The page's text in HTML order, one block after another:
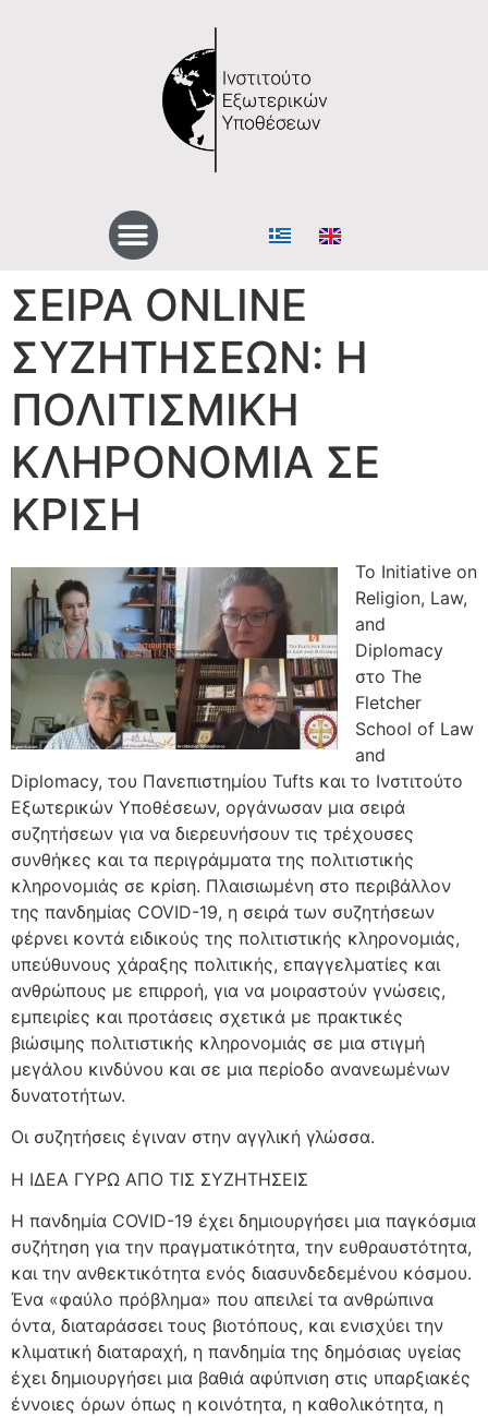
ΣΕΙΡΑ ONLINE
ΣΥΖΗΤΗΣΕΩΝ: Η
ΠΟΛΙΤΙΣΜΙΚΗ
ΚΛΗΡΟΝΟΜΙΑ ΣΕ
ΚΡΙΣΗ
Το Initiative on
Religion, Law,
and
Diplomacy
στο The
Fletcher
School of Law
and
Diplomacy, του Πανεπιστημίου Tufts και το Ινστιτούτο
Εξωτερικών Υποθέσεων, οργάνωσαν μια σειρά
συζητήσεων για να διερευνήσουν τις τρέχουσες
συνθήκες και τα περιγράμματα της πολιτιστικής
κληρονομιάς σε κρίση. Πλαισιωμένη στο περιβάλλον
της πανδημίας COVID-19, η σειρά των συζητήσεων
φέρνει κοντά ειδικούς της πολιτιστικής κληρονομιάς,
υπεύθυνους χάραξης πολιτικής, επαγγελματίες και
ανθρώπους με επιρροή, για να μοιραστούν γνώσεις,
εμπειρίες και προτάσεις σχετικά με πρακτικές
βιώσιμης πολιτιστικής κληρονομιάς σε μια στιγμή
μεγάλου κινδύνου και σε μια περίοδο ανανεωμένων
δυνατοτήτων.
Οι συζητήσεις έγιναν στην αγγλική γλώσσα.
Η ΙΔΕΑ ΓΥΡΩ ΑΠΟ ΤΙΣ ΣΥΖΗΤΗΣΕΙΣ
Η πανδημία COVID-19 έχει δημιουργήσει μια παγκόσμια
συζήτηση για την πραγματικότητα, την ευθραυστότητα,
και την ανθεκτικότητα ενός διασυνδεδεμένου κόσμου.
Ένα «φαύλο πρόβλημα» που απειλεί τα ανθρώπινα
όντα, διαταράσσει τους βιοτόπους, και ενισχύει την
κλιματική διαταραχή, η πανδημία της δημόσιας υγείας
έχει δημιουργήσει μια βαθιά αφύπνιση στις υπαρξιακές
έννοιες όρων όπως η κοινότητα, η καθολικότητα, η